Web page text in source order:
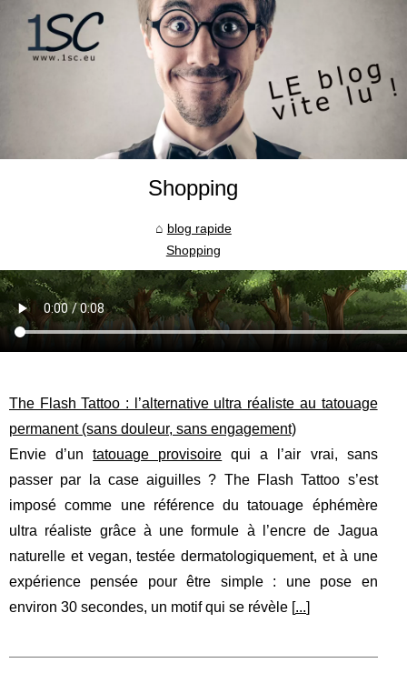
Shopping
blog rapide
Shopping
The Flash Tattoo : l’alternative ultra réaliste au tatouage
permanent (sans douleur, sans engagement)
Envie d’untatouage provisoire qui a l’air vrai, sans
passer par la case aiguilles ? The Flash Tattoo s’est
imposé comme une référence du tatouage éphémère
ultra réaliste grâce à une formule à l’encre de Jagua
naturelle et vegan, testée dermatologiquement, et à une
expérience pensée pour être simple : une pose en
environ 30 secondes, un motif qui se révèle [...]